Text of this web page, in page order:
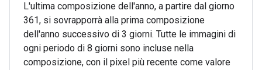
L'ultima composizione dell'anno, a partire dal giorno
361, si sovrapporrà alla prima composizione
dell'anno successivo di 3 giorni. Tutte le immagini di
ogni periodo di 8 giorni sono incluse nella
composizione, con il pixel più recente come valore